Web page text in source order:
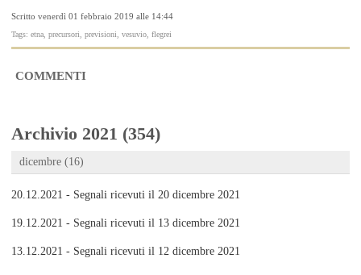
Scritto venerdì 01 febbraio 2019 alle 14:44
Tags: etna, precursori, previsioni, vesuvio, flegrei
COMMENTI
Archivio 2021 (354)
dicembre (16)
20.12.2021 - Segnali ricevuti il 20 dicembre 2021
19.12.2021 - Segnali ricevuti il 13 dicembre 2021
13.12.2021 - Segnali ricevuti il 12 dicembre 2021